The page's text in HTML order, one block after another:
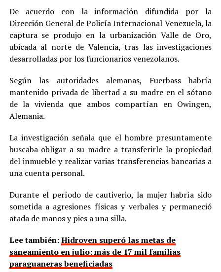
De acuerdo con la información difundida por la
Dirección General de Policía Internacional Venezuela, la
captura se produjo en la urbanización Valle de Oro,
ubicada al norte de Valencia, tras las investigaciones
desarrolladas por los funcionarios venezolanos.
Según las autoridades alemanas, Fuerbass habría
mantenido privada de libertad a su madre en el sótano
de la vivienda que ambos compartían en Owingen,
Alemania.
La investigación señala que el hombre presuntamente
buscaba obligar a su madre a transferirle la propiedad
del inmueble y realizar varias transferencias bancarias a
una cuenta personal.
Durante el período de cautiverio, la mujer habría sido
sometida a agresiones físicas y verbales y permaneció
atada de manos y pies a una silla.
Lee también:Hidroven superó las metas de
saneamiento en julio: más de 17 mil familias
paraguaneras beneficiadas